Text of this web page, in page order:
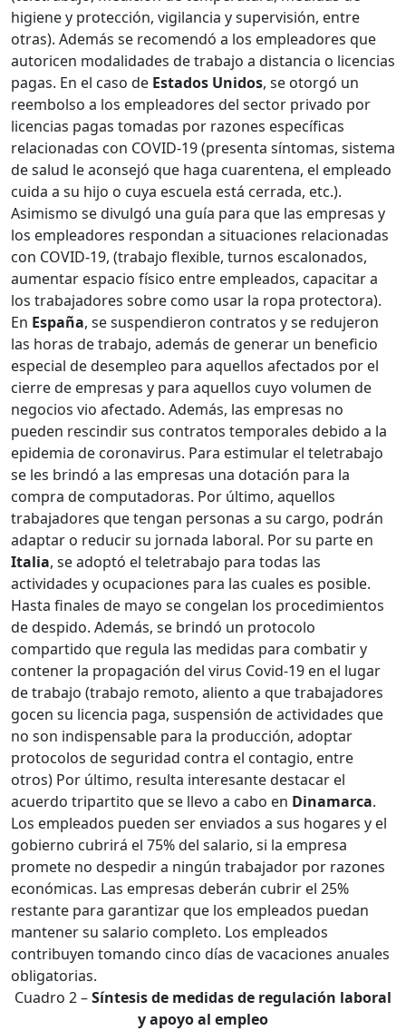
higiene y protección, vigilancia y supervisión, entre
otras). Además se recomendó a los empleadores que
autoricen modalidades de trabajo a distancia o licencias
pagas. En el caso de Estados Unidos, se otorgó un
reembolso a los empleadores del sector privado por
licencias pagas tomadas por razones específicas
relacionadas con COVID-19 (presenta síntomas, sistema
de salud le aconsejó que haga cuarentena, el empleado
cuida a su hijo o cuya escuela está cerrada, etc.).
Asimismo se divulgó una guía para que las empresas y
los empleadores respondan a situaciones relacionadas
con COVID-19, (trabajo flexible, turnos escalonados,
aumentar espacio físico entre empleados, capacitar a
los trabajadores sobre como usar la ropa protectora).
En España, se suspendieron contratos y se redujeron
las horas de trabajo, además de generar un beneficio
especial de desempleo para aquellos afectados por el
cierre de empresas y para aquellos cuyo volumen de
negocios vio afectado. Además, las empresas no
pueden rescindir sus contratos temporales debido a la
epidemia de coronavirus. Para estimular el teletrabajo
se les brindó a las empresas una dotación para la
compra de computadoras. Por último, aquellos
trabajadores que tengan personas a su cargo, podrán
adaptar o reducir su jornada laboral. Por su parte en
Italia, se adoptó el teletrabajo para todas las
actividades y ocupaciones para las cuales es posible.
Hasta finales de mayo se congelan los procedimientos
de despido. Además, se brindó un protocolo
compartido que regula las medidas para combatir y
contener la propagación del virus Covid-19 en el lugar
de trabajo (trabajo remoto, aliento a que trabajadores
gocen su licencia paga, suspensión de actividades que
no son indispensable para la producción, adoptar
protocolos de seguridad contra el contagio, entre
otros) Por último, resulta interesante destacar el
acuerdo tripartito que se llevo a cabo en Dinamarca.
Los empleados pueden ser enviados a sus hogares y el
gobierno cubrirá el 75% del salario, si la empresa
promete no despedir a ningún trabajador por razones
económicas. Las empresas deberán cubrir el 25%
restante para garantizar que los empleados puedan
mantener su salario completo. Los empleados
contribuyen tomando cinco días de vacaciones anuales
obligatorias.
Cuadro 2 –Síntesis de medidas de regulación laboral
y apoyo al empleo